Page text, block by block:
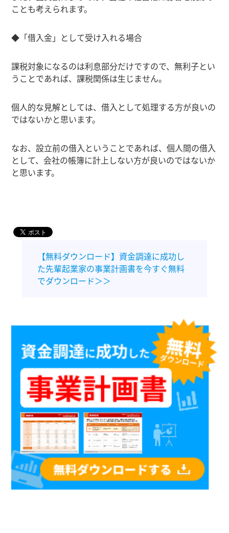
ことも考えられます。
◆「借入金」として受け入れる場合
課税対象になるのは利息部分だけですので、無利子とい
うことであれば、課税関係は生じません。
個人的な見解としては、借入として処理する方が良いの
ではないかと思います。
なお、設立前の借入ということであれば、個人間の借入
として、会社の帳簿に計上しない方が良いのではないか
と思います。
【無料ダウンロード】資金調達に成功し
た先輩起業家の事業計画書を今すぐ無料
でダウンロード＞＞